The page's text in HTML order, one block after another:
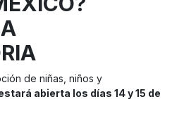
de niñas, niños y
abierta los días 14 y 15 de